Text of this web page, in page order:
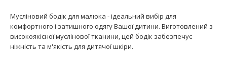
Мусліновий бодік для малюка - ідеальний вибір для
комфортного і затишного одягу Вашої дитини. Виготовлений з
високоякісної муслінової тканини, цей бодік забезпечує
ніжність та м'якість для дитячої шкіри.